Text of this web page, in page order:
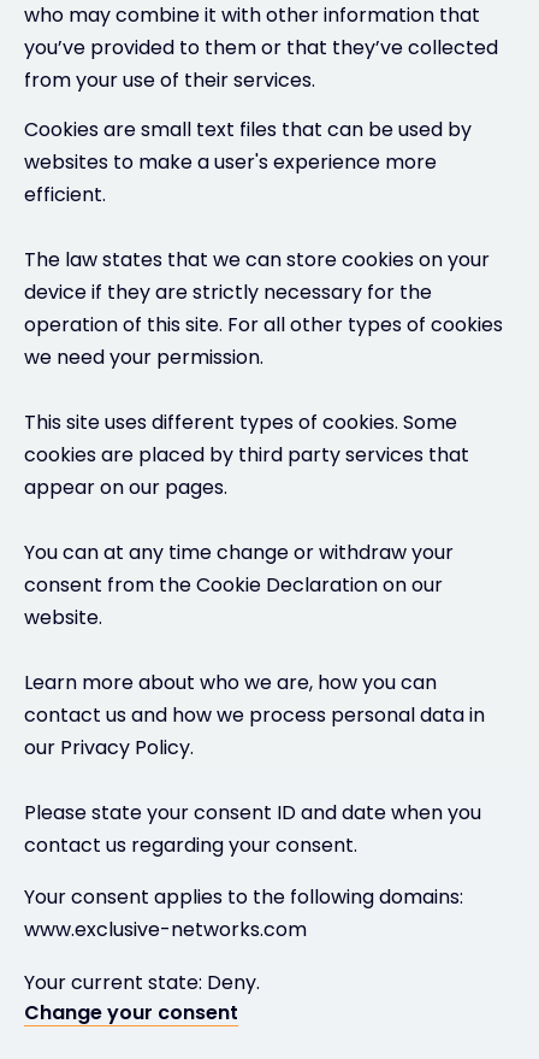
who may combine it with other information that
you’ve provided to them or that they’ve collected
from your use of their services.
Cookies are small text files that can be used by
websites to make a user's experience more
efficient.
The law states that we can store cookies on your
device if they are strictly necessary for the
operation of this site. For all other types of cookies
we need your permission.
This site uses different types of cookies. Some
cookies are placed by third party services that
appear on our pages.
You can at any time change or withdraw your
consent from the Cookie Declaration on our
website.
Learn more about who we are, how you can
contact us and how we process personal data in
our Privacy Policy.
Please state your consent ID and date when you
contact us regarding your consent.
Your consent applies to the following domains:
www.exclusive-networks.com
Your current state: Deny.
Change your consent